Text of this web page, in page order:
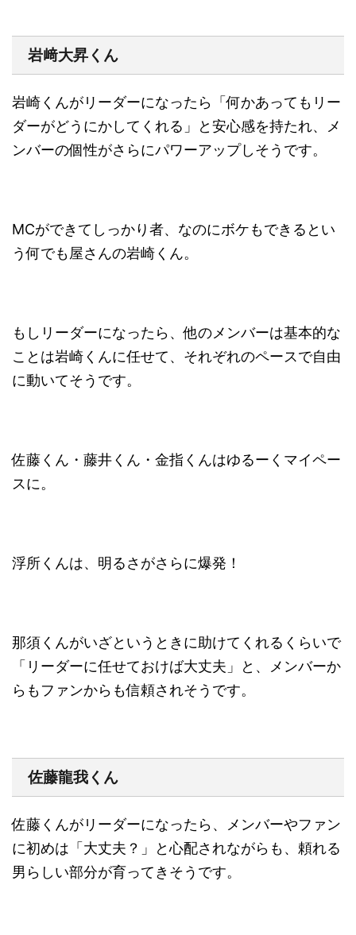
岩﨑大昇くん
岩崎くんがリーダーになったら 「何かあってもリー
ダーがどうにかしてくれる」と安心感を持たれ、メ
ンバーの個性がさらにパワーアップしそうです。
MCができてしっかり者、なのにボケもできるとい
う何でも屋さんの岩崎くん。
もしリーダーになったら、他のメンバーは基本的な
ことは岩崎くんに任せて、それぞれのペースで自由
に動いてそうです。
佐藤くん・藤井くん・金指くんはゆるーくマイペー
スに。
浮所くんは、明るさがさらに爆発！
那須くんがいざというときに助けてくれるくらいで
「リーダーに任せておけば大丈夫」と、メンバーか
らもファンからも信頼されそうです。
佐藤龍我くん
佐藤くんがリーダーになったら、メンバーやファン
に初めは「大丈夫？」と心配されながらも、頼れる
男らしい部分が育ってきそうです。